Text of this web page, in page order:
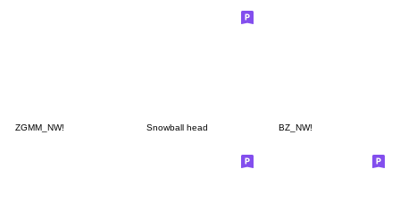
ZGMM_NW! Snowball head BZ_NW!